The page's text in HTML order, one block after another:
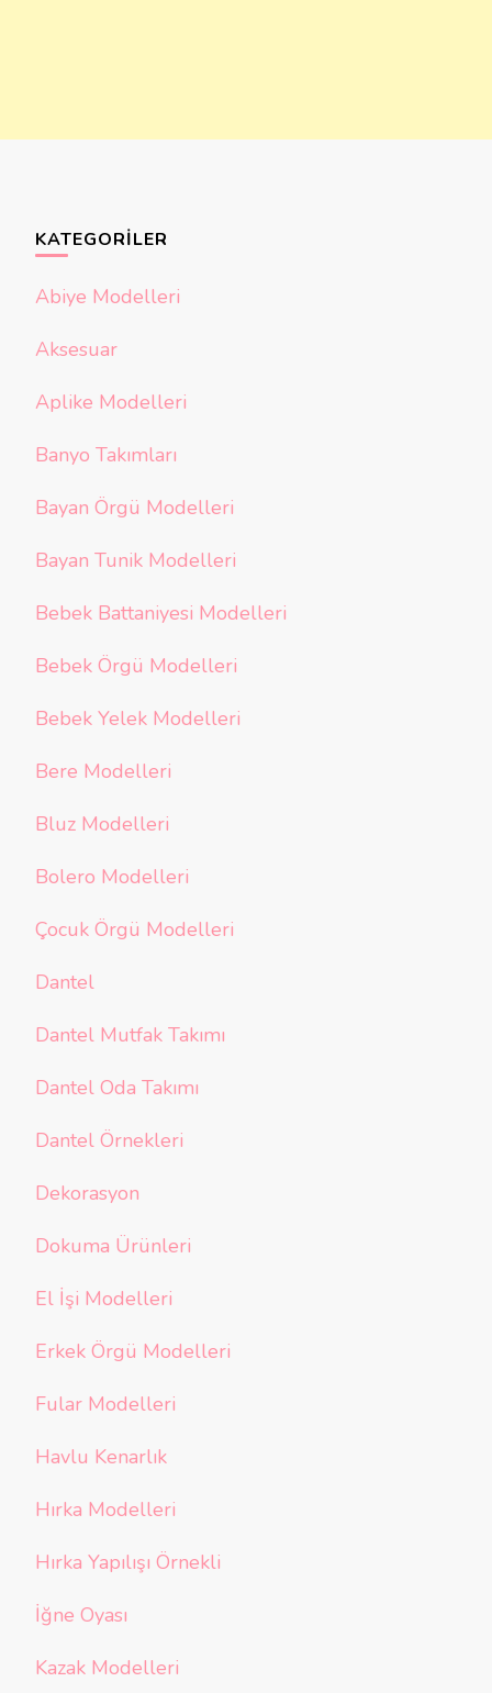
KATEGORILER
Abiye Modelleri
Aksesuar
Aplike Modelleri
Banyo Takımları
Bayan Örgü Modelleri
Bayan Tunik Modelleri
Bebek Battaniyesi Modelleri
Bebek Örgü Modelleri
Bebek Yelek Modelleri
Bere Modelleri
Bluz Modelleri
Bolero Modelleri
Çocuk Örgü Modelleri
Dantel
Dantel Mutfak Takımı
Dantel Oda Takımı
Dantel Örnekleri
Dekorasyon
Dokuma Ürünleri
El İşi Modelleri
Erkek Örgü Modelleri
Fular Modelleri
Havlu Kenarlık
Hırka Modelleri
Hırka Yapılışı Örnekli
İğne Oyası
Kazak Modelleri